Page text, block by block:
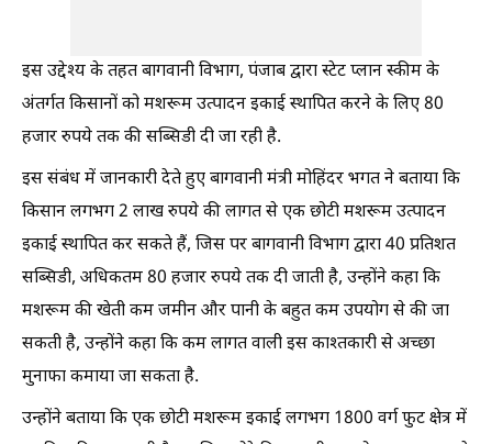
इस उद्देश्य के तहत बागवानी विभाग, पंजाब द्वारा स्टेट प्लान स्कीम के
अंतर्गत किसानों को मशरूम उत्पादन इकाई स्थापित करने के लिए 80
हजार रुपये तक की सब्सिडी दी जा रही है.
इस संबंध में जानकारी देते हुए बागवानी मंत्री मोहिंदर भगत ने बताया कि
किसान लगभग 2 लाख रुपये की लागत से एक छोटी मशरूम उत्पादन
इकाई स्थापित कर सकते हैं, जिस पर बागवानी विभाग द्वारा 40 प्रतिशत
सब्सिडी, अधिकतम 80 हजार रुपये तक दी जाती है, उन्होंने कहा कि
मशरूम की खेती कम जमीन और पानी के बहुत कम उपयोग से की जा
सकती है, उन्होंने कहा कि कम लागत वाली इस काश्तकारी से अच्छा
मुनाफा कमाया जा सकता है.
उन्होंने बताया कि एक छोटी मशरूम इकाई लगभग 1800 वर्ग फुट क्षेत्र में